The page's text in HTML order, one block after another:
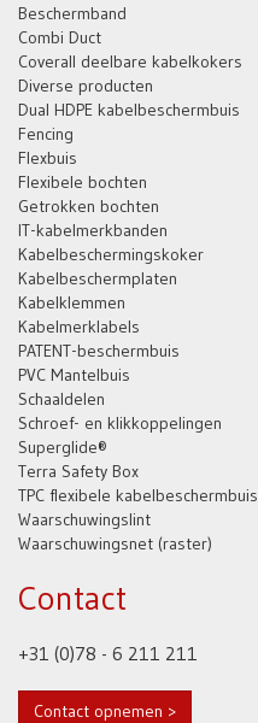
Beschermband
Combi Duct
Coverall deelbare kabelkokers
Diverse producten
Dual HDPE kabelbeschermbuis
Fencing
Flexbuis
Flexibele bochten
Getrokken bochten
IT-kabelmerkbanden
Kabelbeschermingskoker
Kabelbeschermplaten
Kabelklemmen
Kabelmerklabels
PATENT-beschermbuis
PVC Mantelbuis
Schaaldelen
Schroef- en klikkoppelingen
Superglide®
Terra Safety Box
TPC flexibele kabelbeschermbuis
Waarschuwingslint
Waarschuwingsnet (raster)
Contact
+31 (0)78 - 6 211 211
Contact opnemen >